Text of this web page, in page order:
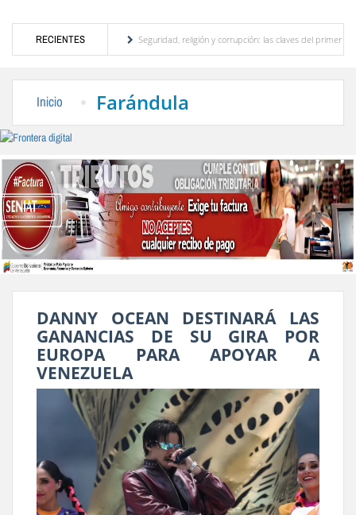
RECIENTES
turístico merideño
Seguridad, religión y corrupción: las claves del primer discurso
Inicio Farándula
DANNY OCEAN DESTINARÁ LAS
GANANCIAS DE SU GIRA POR
EUROPA PARA APOYAR A
VENEZUELA